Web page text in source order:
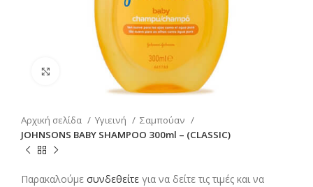
Click to enlarge
Αρχική σελίδα Υγιεινή
Σαμπούαν
JOHNSONS BABY SHAMPOO 300ml – (CLASSIC)
Παρακαλούμε συνδεθείτε για να δείτε τις τιμές και να